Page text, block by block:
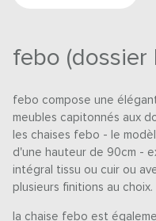
febo (dossier
febo compose une
meubles capitonnés aux
les chaises febo - le
d'une hauteur de 90cm -
intégral tissu ou cuir ou
plusieurs finitions au choix.
la chaise febo est